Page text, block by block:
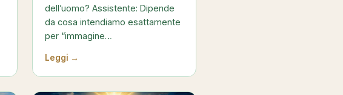
dell’uomo? Assistente: Dipende
da cosa intendiamo esattamente
per “immagine…
Leggi →